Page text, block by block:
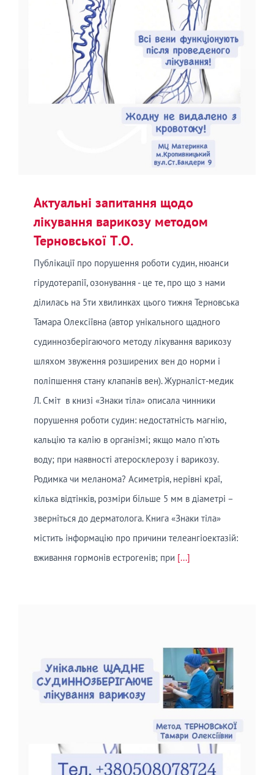
Актуальні запитання щодо
лікування варикозу методом
Терновської Т.О.
Публікації про порушення роботи судин, нюанси
гірудотерапії, озонування - це те, про що з нами
ділилась на 5ти хвилинках цього тижня Терновська
Тамара Олексіївна (автор унікального щадного
судиннозберігаючого методу лікування варикозу
шляхом звуження розширених вен до норми і
поліпшення стану клапанів вен). Журналіст-медик
Л. Сміт в книзі «Знаки тіла» описала чинники
порушення роботи судин: недостатність магнію,
кальцію та калію в організмі; якщо мало п’ють
воду; при наявності атеросклерозу і варикозу.
Родимка чи меланома? Асиметрія, нерівні краї,
кілька відтінків, розміри більше 5 мм в діаметрі –
зверніться до дерматолога. Книга «Знаки тіла»
містить інформацію про причини телеангіоектазій:
вживання гормонів естрогенів; при [...]